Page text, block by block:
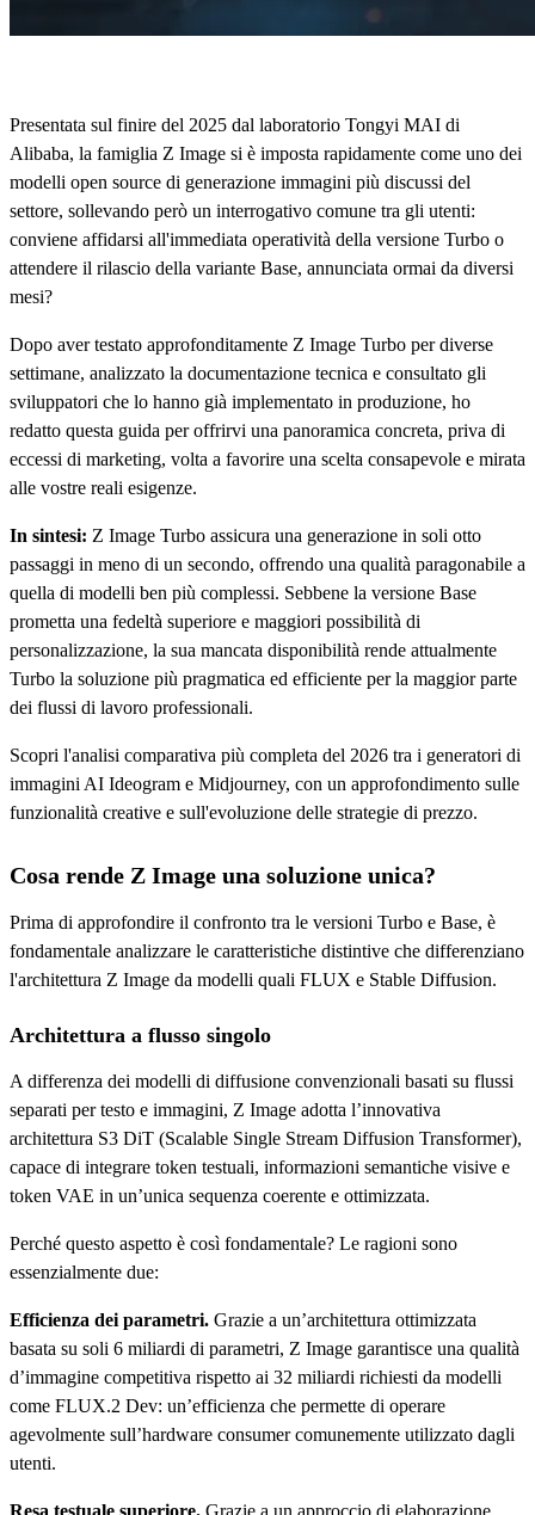
Presentata sul finire del 2025 dal laboratorio Tongyi MAI di
Alibaba, la famiglia Z Image si è imposta rapidamente come uno dei
modelli open source di generazione immagini più discussi del
settore, sollevando però un interrogativo comune tra gli utenti:
conviene affidarsi all'immediata operatività della versione Turbo o
attendere il rilascio della variante Base, annunciata ormai da diversi
mesi?
Dopo aver testato approfonditamente Z Image Turbo per diverse
settimane, analizzato la documentazione tecnica e consultato gli
sviluppatori che lo hanno già implementato in produzione, ho
redatto questa guida per offrirvi una panoramica concreta, priva di
eccessi di marketing, volta a favorire una scelta consapevole e mirata
alle vostre reali esigenze.
In sintesi: Z Image Turbo assicura una generazione in soli otto
passaggi in meno di un secondo, offrendo una qualità paragonabile a
quella di modelli ben più complessi. Sebbene la versione Base
prometta una fedeltà superiore e maggiori possibilità di
personalizzazione, la sua mancata disponibilità rende attualmente
Turbo la soluzione più pragmatica ed efficiente per la maggior parte
dei flussi di lavoro professionali.
Scopri l'analisi comparativa più completa del 2026 tra i generatori di
immagini AI Ideogram e Midjourney, con un approfondimento sulle
funzionalità creative e sull'evoluzione delle strategie di prezzo.
Cosa rende Z Image una soluzione unica?
Prima di approfondire il confronto tra le versioni Turbo e Base, è
fondamentale analizzare le caratteristiche distintive che differenziano
l'architettura Z Image da modelli quali FLUX e Stable Diffusion.
Architettura a flusso singolo
A differenza dei modelli di diffusione convenzionali basati su flussi
separati per testo e immagini, Z Image adotta l’innovativa
architettura S3 DiT (Scalable Single Stream Diffusion Transformer),
capace di integrare token testuali, informazioni semantiche visive e
token VAE in un’unica sequenza coerente e ottimizzata.
Perché questo aspetto è così fondamentale? Le ragioni sono
essenzialmente due:
Efficienza dei parametri. Grazie a un’architettura ottimizzata
basata su soli 6 miliardi di parametri, Z Image garantisce una qualità
d’immagine competitiva rispetto ai 32 miliardi richiesti da modelli
come FLUX.2 Dev: un’efficienza che permette di operare
agevolmente sull’hardware consumer comunemente utilizzato dagli
utenti.
Resa testuale superiore. Grazie a un approccio di elaborazione